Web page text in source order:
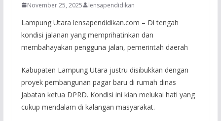
November 25, 2025 lensapendidikan
Lampung Utara lensapendidikan.com – Di tengah
kondisi jalanan yang memprihatinkan dan
membahayakan pengguna jalan, pemerintah daerah
Kabupaten Lampung Utara justru disibukkan dengan
proyek pembangunan pagar baru di rumah dinas
Jabatan ketua DPRD. Kondisi ini kian melukai hati yang
cukup mendalam di kalangan masyarakat.